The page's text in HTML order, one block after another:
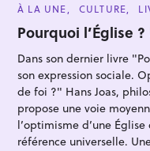
C
T
E
O
I
E
S
À LA UNE CULTURE
Pourquoi l’Église
Dans son dernier livre
son expression sociale.
de foi ?" Hans Joas,
propose une voie
l’optimisme d’une
référence universelle.
S
e
a
r
c
h
f